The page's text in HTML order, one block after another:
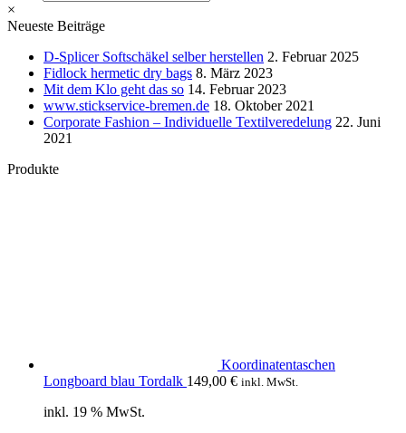
×
Neueste Beiträge
D-Splicer Softschäkel selber herstellen 2. Februar 2025
Fidlock hermetic dry bags 8. März 2023
Mit dem Klo geht das so 14. Februar 2023
www.stickservice-bremen.de 18. Oktober 2021
Corporate Fashion – Individuelle Textilveredelung 22. Juni
2021
Produkte
Koordinatentaschen
Longboard blau Tordalk 149,00 € inkl. MwSt.
inkl. 19 % MwSt.